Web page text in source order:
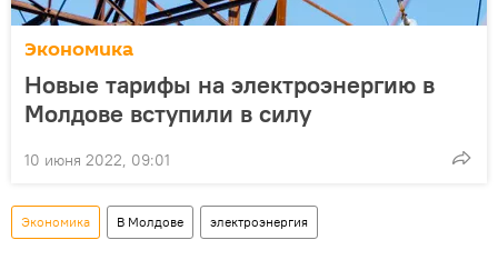
Экономика
Новые тарифы на электроэнергию в
Молдове вступили в силу
10 июня 2022, 09:01
Экономика В Молдове электроэнергия